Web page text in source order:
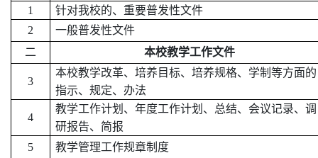
1
针对我校的、重要普发性文件
2
一般普发性文件
二
本校教学工作文件
3
本校教学改革、培养目标、培养规格、学制等方面的
指示、规定、办法
4
教学工作计划、年度工作计划、总结、会议记录、调
研报告、简报
5
教学管理工作规章制度